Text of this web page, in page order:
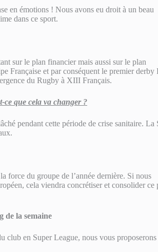
en émotions ! Nous avons eu droit à un beau
dans ce sport.
sur le plan financier mais aussi sur le plan
Française et par conséquent le premier derby
du Rugby à XIII Français.
ce que cela va changer ?
pendant cette période de crise sanitaire. La
force du groupe de l’année dernière. Si nous
cela viendra concrétiser et consolider ce
de la semaine
club en Super League, nous vous